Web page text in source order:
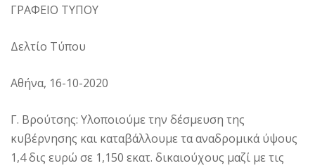
ΓΡΑΦΕΙΟ ΤΥΠΟΥ
Δελτίο Τύπου
Αθήνα, 16-10-2020
Γ. Βρούτσης: Υλοποιούμε την δέσμευση της
κυβέρνησης και καταβάλλουμε τα αναδρομικά ύψους
1,4 δις ευρώ σε 1,150 εκατ. δικαιούχους μαζί με τις